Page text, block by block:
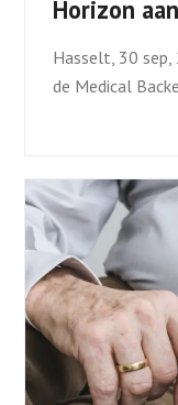
Horizon aan
Hasselt, 30
de Medical